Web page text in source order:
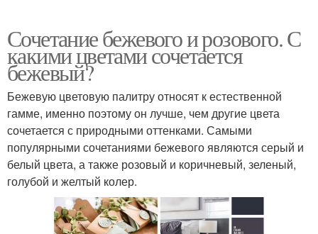
Сочетание бежевого и розового. С
какими цветами сочетается
бежевый?
Бежевую цветовую палитру относят к естественной
гамме, именно поэтому он лучше, чем другие цвета
сочетается с природными оттенками. Самыми
популярными сочетаниями бежевого являются серый и
белый цвета, а также розовый и коричневый, зеленый,
голубой и желтый колер.